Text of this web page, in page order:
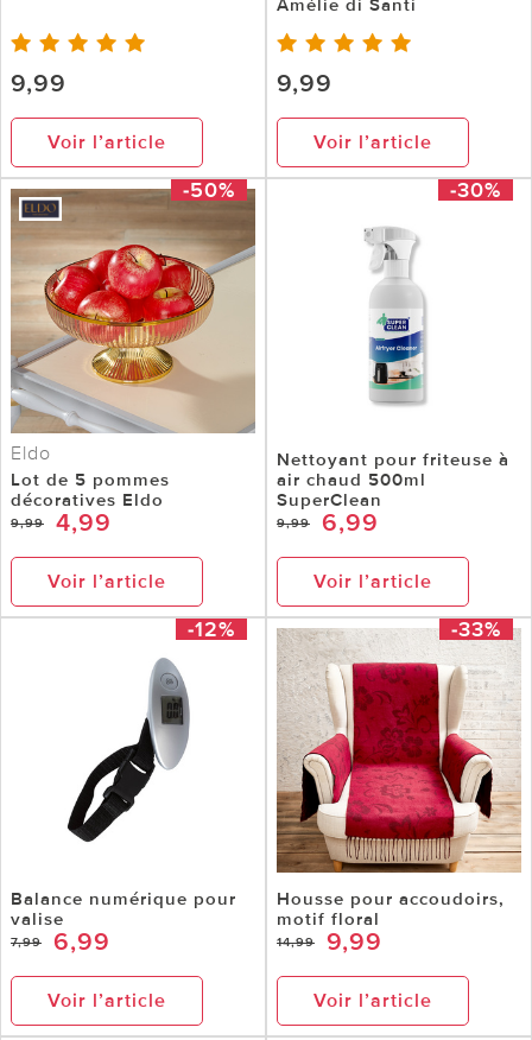
9,99
Voir l’article
Amélie di Santi
9,99
Voir l’article
-50%
Eldo
Lot de 5 pommes
décoratives Eldo
9,99 4,99
Voir l’article
-30%
Nettoyant pour friteuse à
air chaud 500ml
SuperClean
9,99 6,99
Voir l’article
-12%
Balance numérique pour
valise
7,99 6,99
Voir l’article
-33%
Housse pour accoudoirs,
motif floral
14,99 9,99
Voir l’article